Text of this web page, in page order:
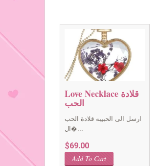
Love Necklace قلادة
الحب
ارسل الى الحبيبه قلادة الحب
ال�...
$69.00
Add To Cart